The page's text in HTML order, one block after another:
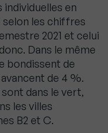
individuelles en
les chiffres
2021 et celui
Dans le même
bondissent de
de 4 %.
dans le vert,
les villes
B2 et C.